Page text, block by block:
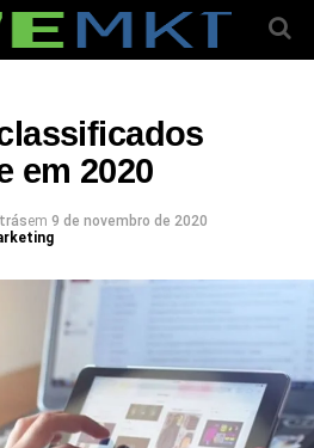
em 2020
em 9 de novembro de 2020